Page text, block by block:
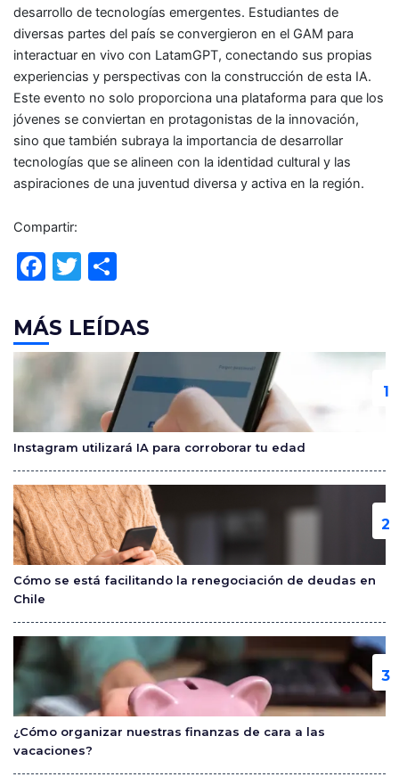
desarrollo de tecnologías emergentes. Estudiantes de
diversas partes del país se convergieron en el GAM para
interactuar en vivo con LatamGPT, conectando sus propias
experiencias y perspectivas con la construcción de esta IA.
Este evento no solo proporciona una plataforma para que los
jóvenes se conviertan en protagonistas de la innovación,
sino que también subraya la importancia de desarrollar
tecnologías que se alineen con la identidad cultural y las
aspiraciones de una juventud diversa y activa en la región.
Compartir:
F
c
e
b
o
k
T
itt
er
m
p
ar
tir
MÁS LEÍDAS
Instagram utilizará IA para corroborar tu edad
Cómo se está facilitando la renegociación de deudas en
Chile
¿Cómo organizar nuestras finanzas de cara a las
vacaciones?